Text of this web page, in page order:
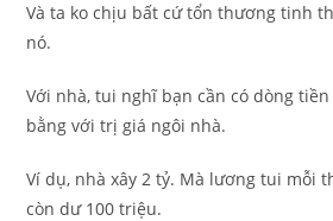
Và ta ko chịu bất cứ tổn thương tinh
nó.
Với nhà, tui nghĩ bạn cần có dòng
bằng với trị giá ngôi nhà.
Ví dụ, nhà xây 2 tỷ. Mà lương tui mỗi
còn dư 100 triệu.